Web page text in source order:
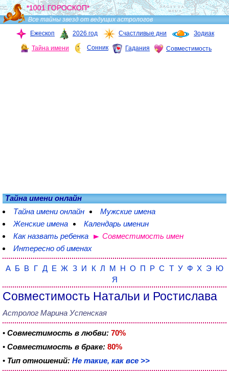
*1001 ГОРОСКОП*
Все тайны звезд от ведущих астрологов
Ежескоп
2026 год Счастливые дни Зодиак
Тайна имени Сонник Гадания Совместимость
Тайна имени онлайн
Тайна имени онлайн
Мужские имена
Женские имена
Календарь именин
Как назвать ребенка
Совместимость имен
Интересно об именах
А Б В Г Д Е Ж З И К Л М Н О П Р С Т У Ф Х Э Ю
Я
Совместимость Натальи и Ростислава
Астролог Марина Успенская
• Совместимость в любви: 70%
• Совместимость в браке: 80%
• Тип отношений: Не такие, как все >>